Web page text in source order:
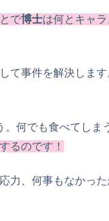
で博士は何とキャ
て事件を解決しま
何でも食べてしま
るのです！
、何事もなかった